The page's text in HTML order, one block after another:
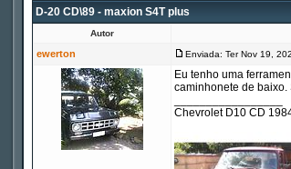
D-20 CD\89 - maxion S4T plus
Autor
ewerton Enviada: Ter Nov 19,
Eu tenho uma
caminhonete de baixo.
Chevrolet D10 CD